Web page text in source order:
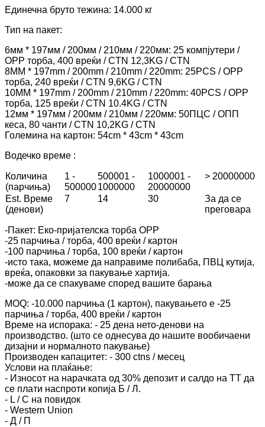
Единечна бруто тежина: 14.000 кг
Тип на пакет:
6мм * 197мм / 200мм / 210мм / 220мм: 25 компјутери /
OPP торба, 400 вреќи / CTN 12,3KG / CTN
8MM * 197mm / 200mm / 210mm / 220mm: 25PCS / OPP
торба, 240 вреќи / CTN 9,6KG / CTN
10MM * 197mm / 200mm / 210mm / 220mm: 40PCS / OPP
торба, 125 вреќи / CTN 10.4KG / CTN
12мм * 197мм / 200мм / 210мм / 220мм: 50ПЦС / ОПП
кеса, 80 чанти / CTN 10,2KG / CTN
Големина на картон: 54cm * 43cm * 43cm
Водечко време :
Количина
(парчиња)
1 -
500000
500001 -
1000000
1000001 -
20000000
> 20000000
Est. Време
(денови)
7 14 30
За да се
преговара
-Пакет: Еко-пријателска торба OPP
-25 парчиња / торба, 400 вреќи / картон
-100 парчиња / торба, 100 вреќи / картон
-исто така, можеме да направиме полибаба, ПВЦ кутија,
вреќа, опаковки за пакување хартија.
-може да се спакуваме според вашите барања
MOQ: -10.000 парчиња (1 картон), пакувањето е -25
парчиња / торба, 400 вреќи / картон
Време на испорака: - 25 дена нето-денови на
производство. (што се однесува до нашите вообичаени
дизајни и нормалното пакување)
Производен капацитет: - 300 ctns / месец
Услови на плаќање:
- Износот на нарачката од 30% депозит и салдо на ТТ да
се плати наспроти копија Б / Л.
- L / C на повидок
- Western Union
- Д / П